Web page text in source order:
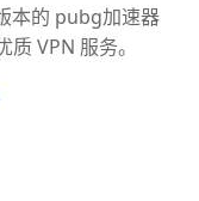
本的 pubg加速器
VPN 服务。